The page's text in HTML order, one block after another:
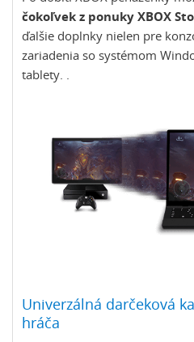
čokoľvek z ponuky XBOX
ďalšie doplnky nielen pre
zariadenia so systémom
tablety. .
Univerzálná darčeková
hráča